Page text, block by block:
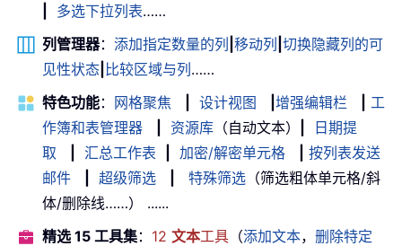
多选下拉列表……
列管理器： 添加指定数量的列 移动列 切换隐藏列的可
见性状态 比较区域与列……
特色功能： 网格聚焦 设计视图 增强编辑栏
工
作簿和表管理器
资源库 （自动文本）
日期提
取
汇总工作表 加密/解密单元格
按列表发送
邮件
超级筛选 特殊筛选 （筛选粗体单元格/斜
体/删除线……） ......
精选 15 工具集： 12 文本工具 （添加文本， 删除特定